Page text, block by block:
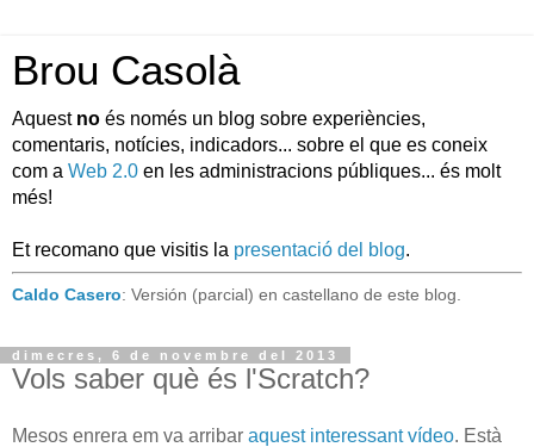
Brou Casolà
Aquest no és només un blog sobre experiències,
comentaris, notícies, indicadors... sobre el que es coneix
com a Web 2.0 en les administracions públiques... és molt
més!
Et recomano que visitis la presentació del blog.
Caldo Casero: Versión (parcial) en castellano de este blog.
dimecres, 6 de novembre del 2013
Vols saber què és l'Scratch?
Mesos enrera em va arribar aquest interessant vídeo. Està